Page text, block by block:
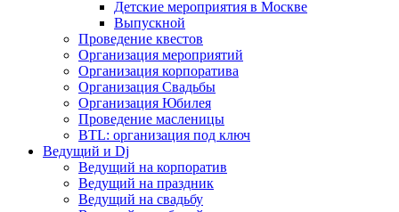
Детские мероприятия в Москве
Выпускной
Проведение квестов
Организация мероприятий
Организация корпоратива
Организация Свадьбы
Организация Юбилея
Проведение масленицы
BTL: организация под ключ
Ведущий и Dj
Ведущий на корпоратив
Ведущий на праздник
Ведущий на свадьбу